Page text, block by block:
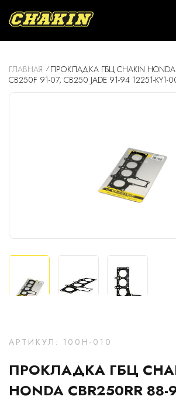
ГЛАВНАЯ
ПРОКЛАДКА ГБЦ CHAKIN HONDA
CB250F 91-07, CB250 JADE 91-94 12251-KY1-
АРТИКУЛ: 100H-010
ПРОКЛАДКА ГБЦ
HONDA CBR250RR 88-